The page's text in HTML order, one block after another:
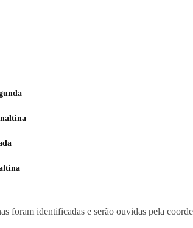
foram identificadas e serão ouvidas pela